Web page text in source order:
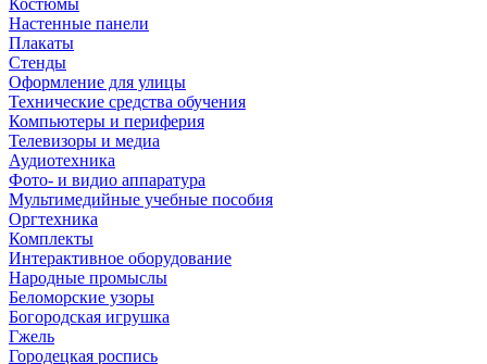
Костюмы
Настенные панели
Плакаты
Стенды
Оформление для улицы
Технические средства обучения
Компьютеры и периферия
Телевизоры и медиа
Аудиотехника
Фото- и видио аппаратура
Мультимедийные учебные пособия
Оргтехника
Комплекты
Интерактивное оборудование
Народные промыслы
Беломорские узоры
Богородская игрушка
Гжель
Городецкая роспись